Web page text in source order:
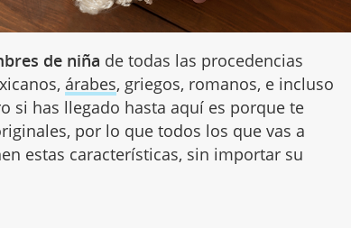
de niña de todas las procedencias
árabes, griegos, romanos, e incluso
si has llegado hasta aquí es porque te
por lo que todos los que vas a
estas características, sin importar su